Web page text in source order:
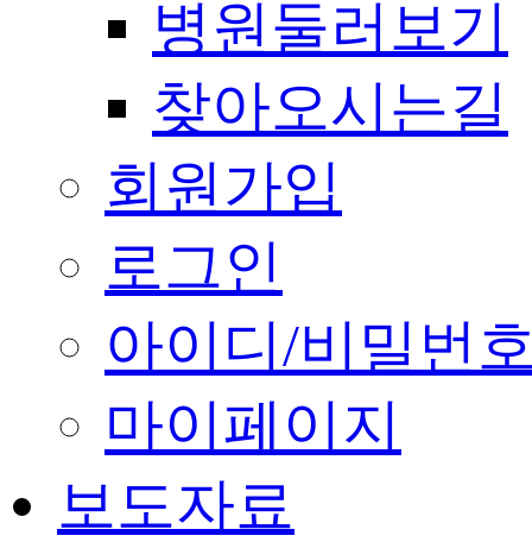
병원둘러보기
찾아오시는길
회원가입
로그인
아이디/비밀번
마이페이지
보도자료